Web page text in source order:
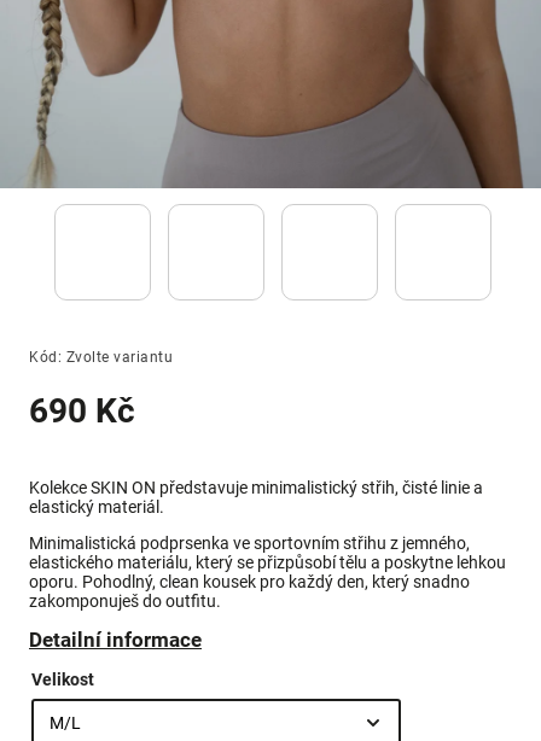
Kód: Zvolte variantu
690 Kč
Kolekce SKIN ON představuje minimalistický střih, čisté linie a
elastický materiál.
Minimalistická podprsenka ve sportovním střihu z jemného,
elastického materiálu, který se přizpůsobí tělu a poskytne lehkou
oporu. Pohodlný, clean kousek pro každý den, který snadno
zakomponuješ do outfitu.
Detailní informace
Velikost